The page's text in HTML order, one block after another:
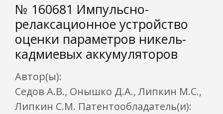
№ 160681 Импульсно-
релаксационное устройство
оценки параметров никель-
кадмиевых аккумуляторов
Автор(ы):
Седов А.В., Онышко Д.А., Липкин М.С.,
Липкин С.М. Патентообладатель(и):